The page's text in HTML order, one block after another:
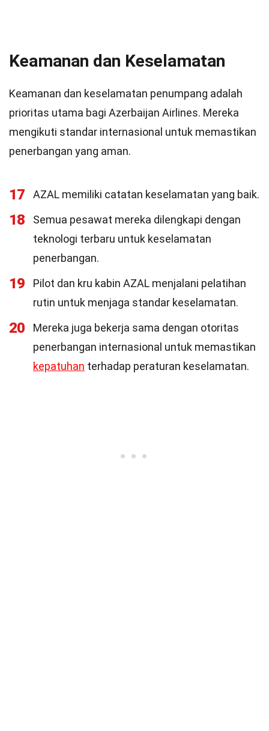
Keamanan dan Keselamatan
Keamanan dan keselamatan penumpang adalah
prioritas utama bagi Azerbaijan Airlines. Mereka
mengikuti standar internasional untuk memastikan
penerbangan yang aman.
17 AZAL memiliki catatan keselamatan yang baik.
18
Semua pesawat mereka dilengkapi dengan
teknologi terbaru untuk keselamatan
penerbangan.
19
Pilot dan kru kabin AZAL menjalani pelatihan
rutin untuk menjaga standar keselamatan.
20
Mereka juga bekerja sama dengan otoritas
penerbangan internasional untuk memastikan
kepatuhan terhadap peraturan keselamatan.